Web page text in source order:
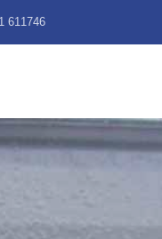
611746